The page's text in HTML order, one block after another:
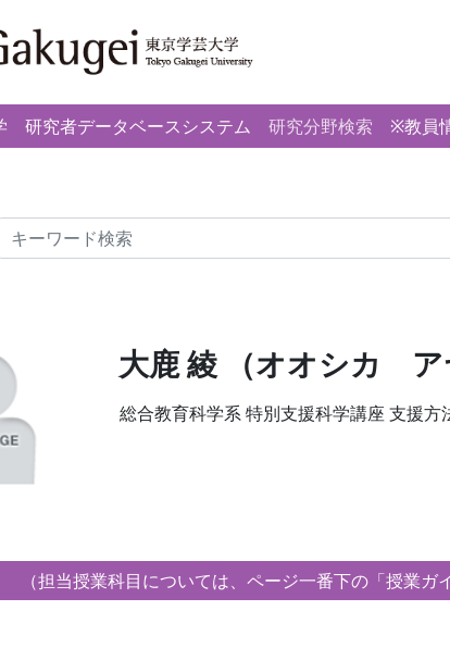
研究者データベースシステム 研究分野検索 ※教員
検索
大鹿 綾 （オオシカ ア
総合教育科学系 特別支援科学講座 支援方
担当授業科目については、ページ一番下の「授業ガイ